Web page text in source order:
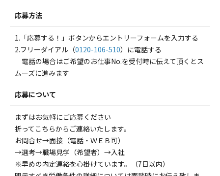
応募方法
1.「応募する！」ボタンからエントリーフォームを入力する
2.フリーダイアル（0120-106-510）に電話する
電話の場合はご希望のお仕事No.を受付時に伝えて頂くとス
ムーズに進みます
応募について
まずはお気軽にご応募ください
折ってこちらからご連絡いたします。
お問合せ→面接（電話・ＷＥＢ可）
→選考→職場見学（希望者）→入社
※早めの内定連絡を心掛けています。（7日以内）